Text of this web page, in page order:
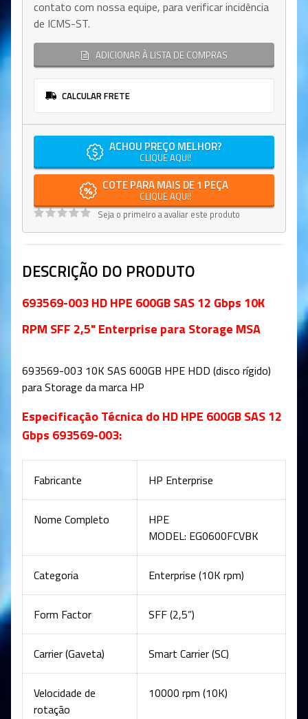
contato com nossa equipe, para verificar incidência
de ICMS-ST.
ADICIONAR À LISTA DE COMPRAS
CALCULAR FRETE
ACHOU PREÇO MELHOR?
CLIQUE AQUI!
COTE PARA MAIS DE 1 PEÇA
CLIQUE AQUI!
Seja o primeiro a avaliar este produto
DESCRIÇÃO DO PRODUTO
693569-003 HD HPE 600GB SAS 12 Gbps 10K
RPM SFF 2,5" Enterprise para Storage MSA
693569-003 10K SAS 600GB HPE HDD (disco rígido)
para Storage da marca HP
Especificação Técnica do HD HPE 600GB SAS 12
Gbps 693569-003:
Fabricante HP Enterprise
Nome Completo
HPE
MODEL: EG0600FCVBK
Categoria Enterprise (10K rpm)
Form Factor SFF (2,5”)
Carrier (Gaveta) Smart Carrier (SC)
Velocidade de
rotação
10000 rpm (10K)